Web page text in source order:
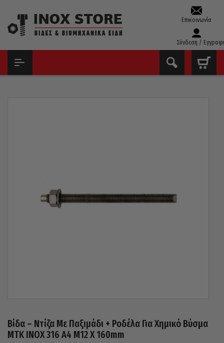
Επικοινωνία
Σύνδεση /
Βίδα – Ντίζα Με Παξιμάδι + Ροδέλα Για Χημικό Βύσμα
MTK INOX 316 A4 M12 X 160mm